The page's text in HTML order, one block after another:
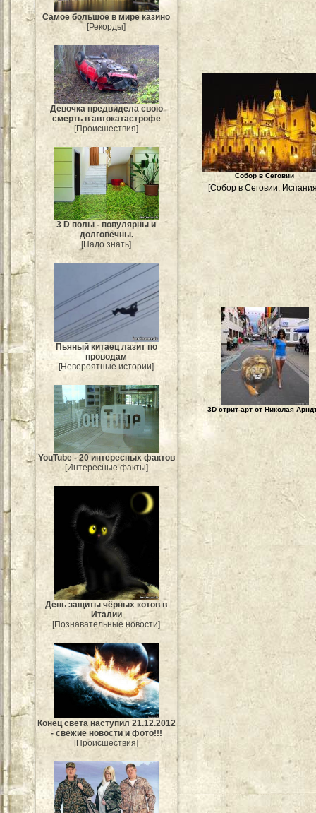
Самое большое в мире казино
[Рекорды]
Девочка предвидела свою
смерть в автокатастрофе
[Происшествия]
3 D полы - популярны и
долговечны.
[Надо знать]
Пьяный китаец лазит по
проводам
[Невероятные истории]
YouTube - 20 интересных фактов
[Интересные факты]
День защиты чёрных котов в
Италии
[Познавательные новости]
Конец света наступил 21.12.2012
- свежие новости и фото!!!
[Происшествия]
Собор в Сеговии
[Собор в Сеговии,
3D стрит-арт от Николая